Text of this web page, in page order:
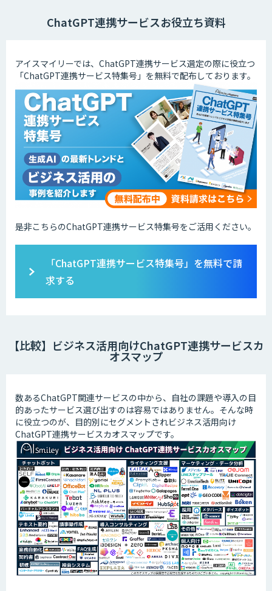
ChatGPT連携サービスお役立ち資料
アイスマイリーでは、ChatGPT連携サービス選定の際に役立つ
「ChatGPT連携サービス特集号」を無料で配布しております。
是非こちらのChatGPT連携サービス特集号をご活用ください。
「ChatGPT連携サービス特集号」を無料で請
求する
【比較】ビジネス活用向けChatGPT連携サービスカ
オスマップ
数あるChatGPT関連サービスの中から、自社の課題や導入の目
的あったサービス選び出すのは容易ではありません。そんな時
に役立つのが、目的別にセグメントされビジネス活用向け
ChatGPT連携サービスカオスマップです。